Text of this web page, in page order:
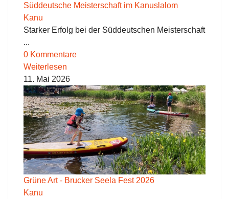
Süddeutsche Meisterschaft im Kanuslalom
Kanu
Starker Erfolg bei der Süddeutschen Meisterschaft
...
0 Kommentare
Weiterlesen
11. Mai 2026
Grüne Art - Brucker Seela Fest 2026
Kanu